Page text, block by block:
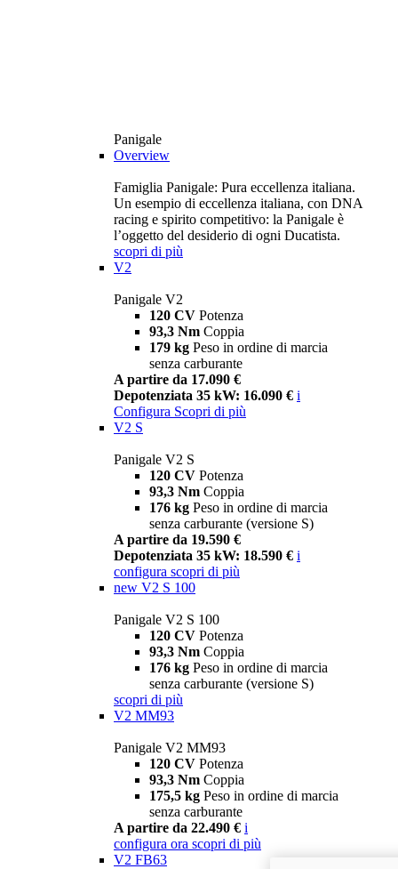
Panigale
Overview
Famiglia Panigale: Pura eccellenza italiana.
Un esempio di eccellenza italiana, con DNA
racing e spirito competitivo: la Panigale è
l’oggetto del desiderio di ogni Ducatista.
scopri di più
V2
Panigale V2
120 CV Potenza
93,3 Nm Coppia
179 kg Peso in ordine di marcia
senza carburante
A partire da 17.090 €
Depotenziata 35 kW: 16.090 € i
Configura Scopri di più
V2 S
Panigale V2 S
120 CV Potenza
93,3 Nm Coppia
176 kg Peso in ordine di marcia
senza carburante (versione S)
A partire da 19.590 €
Depotenziata 35 kW: 18.590 € i
configura scopri di più
new V2 S 100
Panigale V2 S 100
120 CV Potenza
93,3 Nm Coppia
176 kg Peso in ordine di marcia
senza carburante (versione S)
scopri di più
V2 MM93
Panigale V2 MM93
120 CV Potenza
93,3 Nm Coppia
175,5 kg Peso in ordine di marcia
senza carburante
A partire da 22.490 € i
configura ora scopri di più
V2 FB63